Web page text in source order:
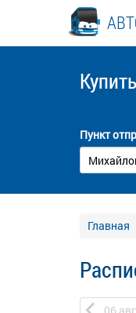
Пункт
Главная